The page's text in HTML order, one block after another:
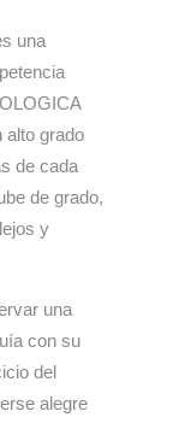
una
alto grado
de cada
de grado,
y
una
con su
del
alegre